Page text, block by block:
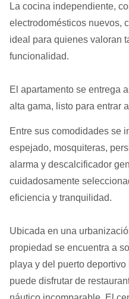
La cocina independiente,
electrodomésticos nuevos,
ideal para quienes valoran
funcionalidad.
El apartamento se entrega
alta gama, listo para entrar
Entre sus comodidades se
espejado, mosquiteras,
alarma y descalcificador
cuidadosamente
eficiencia y tranquilidad.
Ubicada en una
propiedad se encuentra a
playa y del puerto
puede disfrutar de